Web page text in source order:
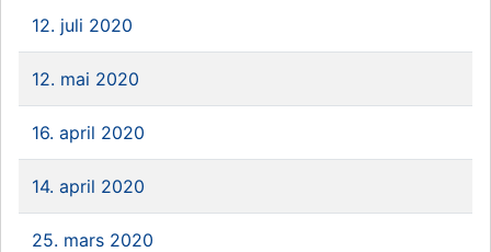
12. juli 2020
12. mai 2020
16. april 2020
14. april 2020
25. mars 2020